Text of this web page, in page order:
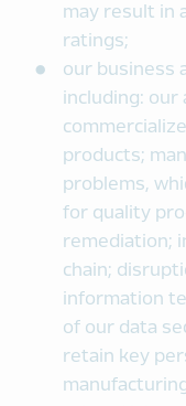
may result in
ratings;
our business
including: our
products;
problems,
for quality
remediation;
chain;
information
of our data
retain key